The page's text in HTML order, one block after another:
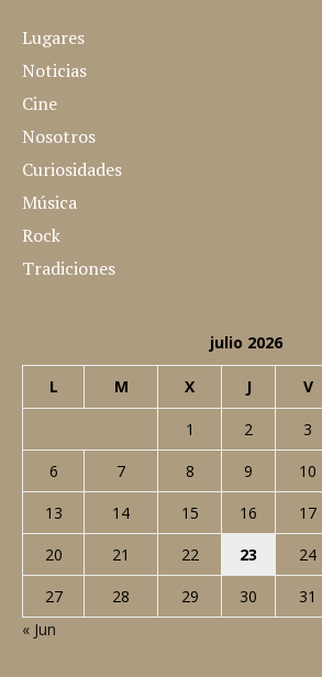
Lugares
Noticias
Cine
Nosotros
Curiosidades
Música
Rock
Tradiciones
julio 2026
L M X J V
1 2 3
6
7 8 9 10
13
14 15 16 17
20
21 22 23 24
27
28 29 30
31
« Jun